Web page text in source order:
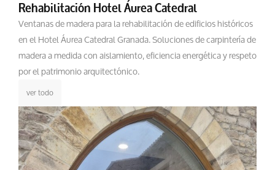
Rehabilitación Hotel Áurea Catedral
Ventanas de madera para la rehabilitación de edificios históricos
en el Hotel Áurea Catedral Granada. Soluciones de carpintería de
madera a medida con aislamiento, eficiencia energética y respeto
por el patrimonio arquitectónico.
ver todo